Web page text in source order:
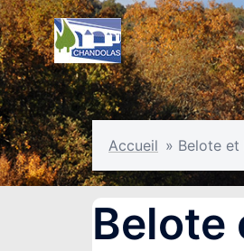
Aller
au
contenu
Accueil » Belote et
Belote